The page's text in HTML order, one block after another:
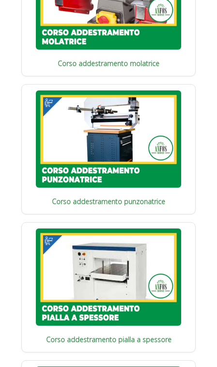
Corso addestramento molatrice
Corso addestramento punzonatrice
Corso addestramento pialla a spessore